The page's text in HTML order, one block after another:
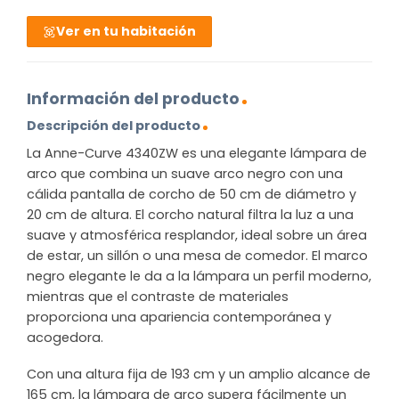
Ver en tu habitación
Información del producto
Descripción del producto
La Anne-Curve 4340ZW es una elegante lámpara de
arco que combina un suave arco negro con una
cálida pantalla de corcho de 50 cm de diámetro y
20 cm de altura. El corcho natural filtra la luz a una
suave y atmosférica resplandor, ideal sobre un área
de estar, un sillón o una mesa de comedor. El marco
negro elegante le da a la lámpara un perfil moderno,
mientras que el contraste de materiales
proporciona una apariencia contemporánea y
acogedora.
Con una altura fija de 193 cm y un amplio alcance de
165 cm, la lámpara de arco supera fácilmente un